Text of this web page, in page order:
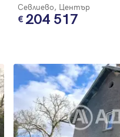
Севлиево, Център
204 517